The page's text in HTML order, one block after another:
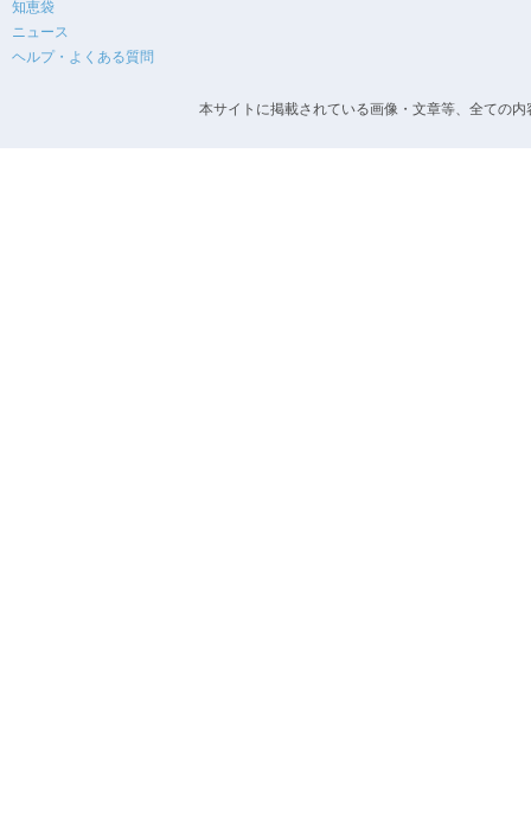
知恵袋
ニュース
ヘルプ・よくある質問
本サイトに掲載されている画像・文章等、全ての